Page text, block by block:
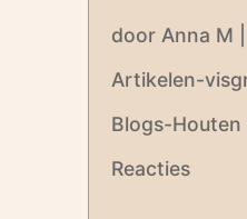
door Anna M
Artikelen-
Blogs-Houten
Reacties